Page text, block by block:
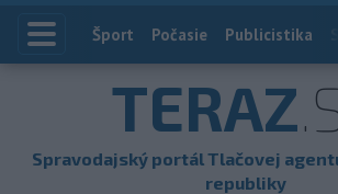
Index
Šport Počasie Publicistika
TERAZ
Spravodajský portál Tlačovej
republiky